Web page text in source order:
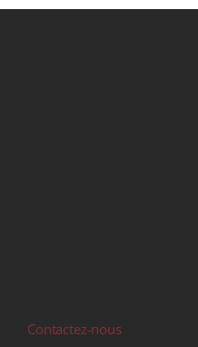
Contactez-nous